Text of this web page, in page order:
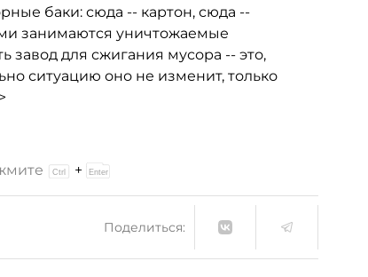
баки: сюда -- картон, сюда --
занимаются уничтожаемые
завод для сжигания мусора -- это,
ситуацию оно не изменит, только
+
Поделиться: